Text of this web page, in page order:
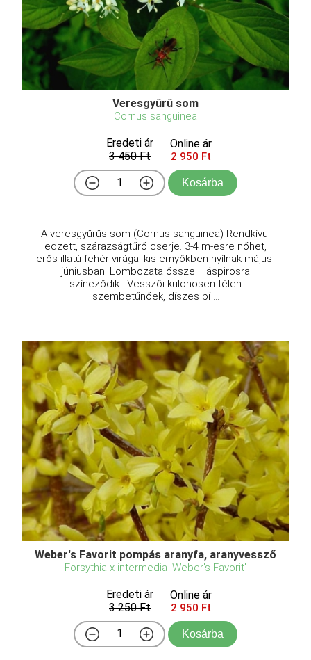
Veresgyűrű som
Cornus sanguinea
Eredeti ár
3 450 Ft
Online ár
2 950 Ft
Kosárba
A veresgyűrűs som (Cornus sanguinea) Rendkívül
edzett, szárazságtűrő cserje. 3-4 m-esre nőhet,
erős illatú fehér virágai kis ernyőkben nyílnak május-
júniusban. Lombozata ősszel liláspirosra
színeződik. Vesszői különösen télen
szembetűnőek, díszes bí ...
Weber's Favorit pompás aranyfa, aranyvessző
Forsythia x intermedia 'Weber's Favorit'
Eredeti ár
3 250 Ft
Online ár
2 950 Ft
Kosárba